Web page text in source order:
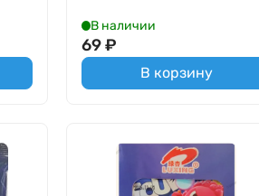
В наличии
69 ₽
В корзину